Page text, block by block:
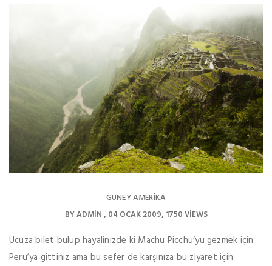
GÜNEY AMERIKA
BYADMIN 04 OCAK 2009 1750 VIEWS
Ucuza bilet bulup hayalinizde ki Machu Picchu’yu gezmek için
Peru’ya gittiniz ama bu sefer de karşınıza bu ziyaret için